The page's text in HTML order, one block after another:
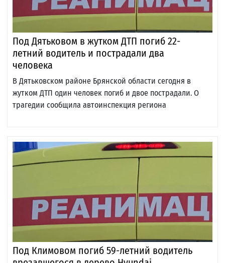
Под Дятьковом в жутком ДТП погиб 22-
летний водитель и пострадали два
человека
В Дятьковском районе Брянской области сегодня в
жутком ДТП один человек погиб и двое пострадали. О
трагедии сообщила автоинспекция региона
Под Климовом погиб 59-летний водитель